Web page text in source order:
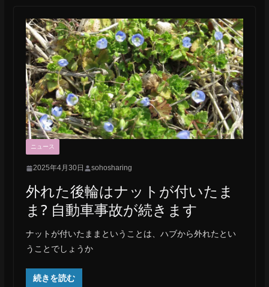
ニュース
2025年4月30日 sohosharing
外れた後輪はナットが付いたま
ま? 自動車事故が続きます
ナットが付いたままということは、ハブから外れたとい
うことでしょうか
続きを読む